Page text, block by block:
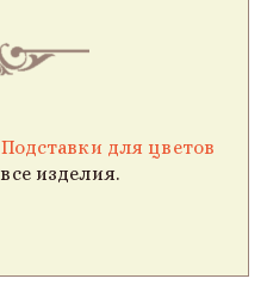
Подставки для цветов
все изделия.